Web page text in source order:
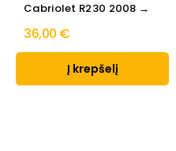
Cabriolet R230 2008 →
36,00 €
Į krepšelį